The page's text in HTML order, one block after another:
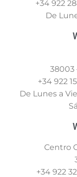
+34 922
De
38003
+34 922
De Lunes a
Centro
+34 922